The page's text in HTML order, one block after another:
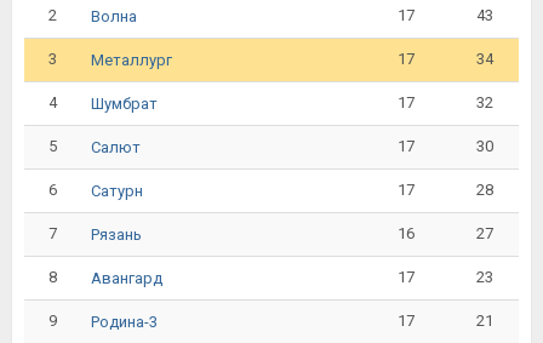
2 Волна 17 43
3 Металлург 17 34
4 Шумбрат 17 32
5 Салют 17 30
6 Сатурн 17 28
7 Рязань 16 27
8 Авангард 17 23
9 Родина-3 17 21